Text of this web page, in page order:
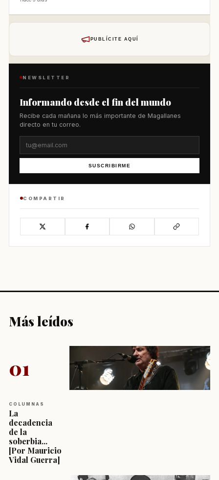
PUBLÍCITE AQUÍ
NEWSLETTER
Informando desde el fin del mundo
Recibe cada mañana lo más importante de Magallanes
directo en tu correo.
SUSCRIBIRME
COMPARTIR
Más leídos
01
COLUMNAS
La
decadencia
de la
soberbia...
[Por Mauricio
Vidal Guerra]